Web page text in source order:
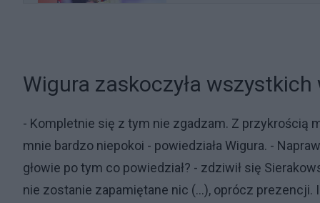
Wigura zaskoczyła wszystkich
- Kompletnie się z tym nie zgadzam. Z przykrością
mnie bardzo niepokoi - powiedziała Wigura. -
głowie po tym co powiedział? - zdziwił się
nie zostanie zapamiętane nic (...), oprócz